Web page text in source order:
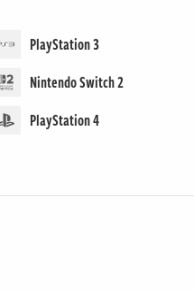
PlayStation 3
Nintendo Switch 2
PlayStation 4